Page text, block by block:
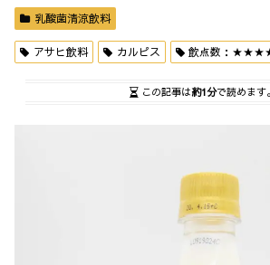
乳酸菌清涼飲料
アサヒ飲料 カルピス 飲点数：
この記事は約1分で読めます。